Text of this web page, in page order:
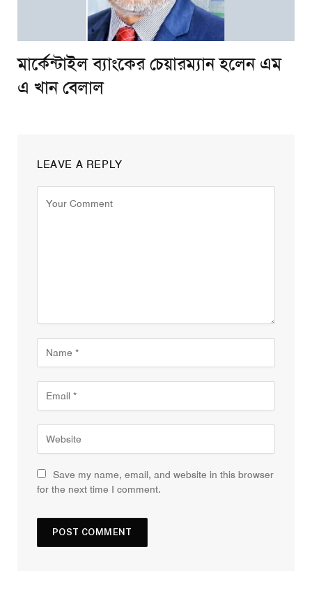
মার্কেন্টাইল ব্যাংকের চেয়ারম্যান হলেন এম
এ খান বেলাল
LEAVE A REPLY
Save my name, email, and website in this browser
for the next time I comment.